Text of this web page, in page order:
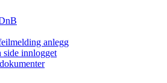
anlegg
side innlogget